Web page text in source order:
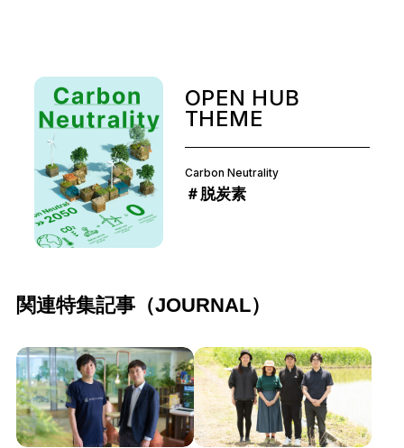
OPEN HUB
THEME
Carbon Neutrality
＃脱炭素
関連特集記事（JOURNAL）